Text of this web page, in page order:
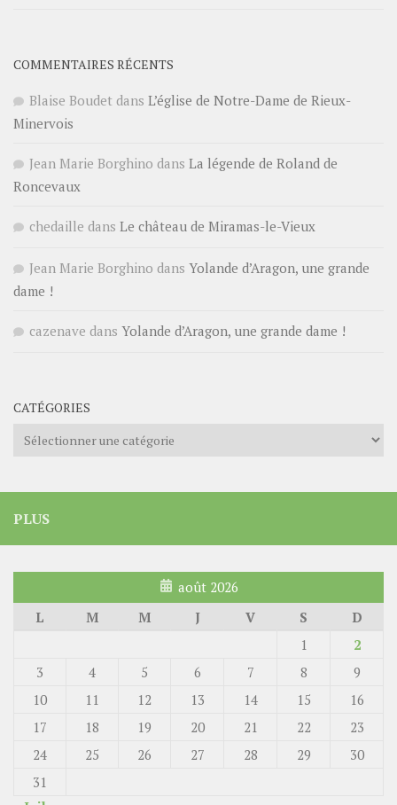
COMMENTAIRES RÉCENTS
Blaise Boudet dans L’église de Notre-Dame de Rieux-
Minervois
Jean Marie Borghino dans La légende de Roland de
Roncevaux
chedaille dans Le château de Miramas-le-Vieux
Jean Marie Borghino dans Yolande d’Aragon, une grande
dame !
cazenave dans Yolande d’Aragon, une grande dame !
CATÉGORIES
Catégories
PLUS
août 2026
L
M M J V S
D
1
2
3
4 5 6 7 8
9
10
11 12 13 14 15
16
17
18 19 20 21 22
23
24
25 26 27 28 29
30
31